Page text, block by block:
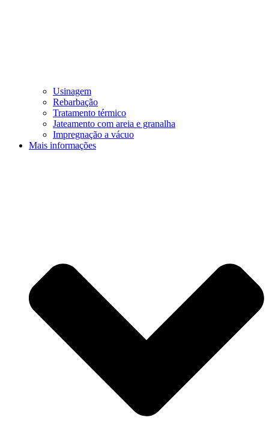
Usinagem
Rebarbação
Tratamento térmico
Jateamento com areia e granalha
Impregnação a vácuo
Mais informações